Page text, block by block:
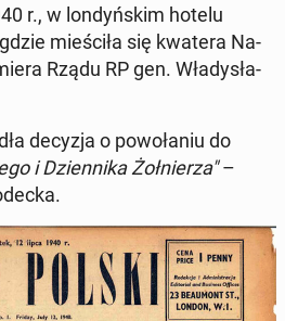
r., w lon­dyń­skim hotelu
mie­ści­ła się kwatera Na­
Rządu RP gen. Wła­dy­sła­
decyzja o po­wo­ła­niu do
i Dzien­ni­ka Żoł­nie­rza"–